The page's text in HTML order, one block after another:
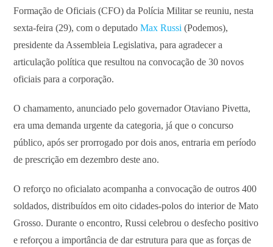
Formação de Oficiais (CFO) da Polícia Militar se reuniu, nesta
sexta-feira (29), com o deputadoMax Russi (Podemos),
presidente da Assembleia Legislativa, para agradecer a
articulação política que resultou na convocação de 30 novos
oficiais para a corporação.
O chamamento, anunciado pelo governador Otaviano Pivetta,
era uma demanda urgente da categoria, já que o concurso
público, após ser prorrogado por dois anos, entraria em período
de prescrição em dezembro deste ano.
O reforço no oficialato acompanha a convocação de outros 400
soldados, distribuídos em oito cidades-polos do interior de Mato
Grosso. Durante o encontro, Russi celebrou o desfecho positivo
e reforçou a importância de dar estrutura para que as forças de